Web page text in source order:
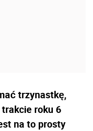
trzynastkę,
roku 6
na to prosty